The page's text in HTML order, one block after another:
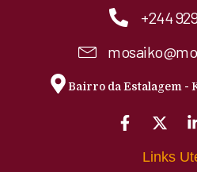
+244
Bairro da Estalagem -
Links